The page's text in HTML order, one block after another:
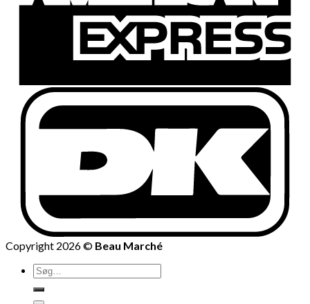
Copyright 2026 © Beau Marché
Søg
efter: